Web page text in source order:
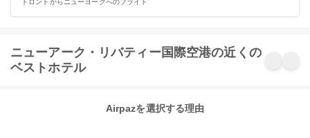
トロントからニューヨークへのフライト
ニューアーク・リバティー国際空港の近くの
ベストホテル
Airpazを選択する理由